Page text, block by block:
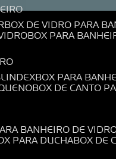
BOX DE VIDRO PARA
BOX PARA
BOX PARA
BOX DE CANTO
BANHEIRO DE
PARA DUCHA BOX DE